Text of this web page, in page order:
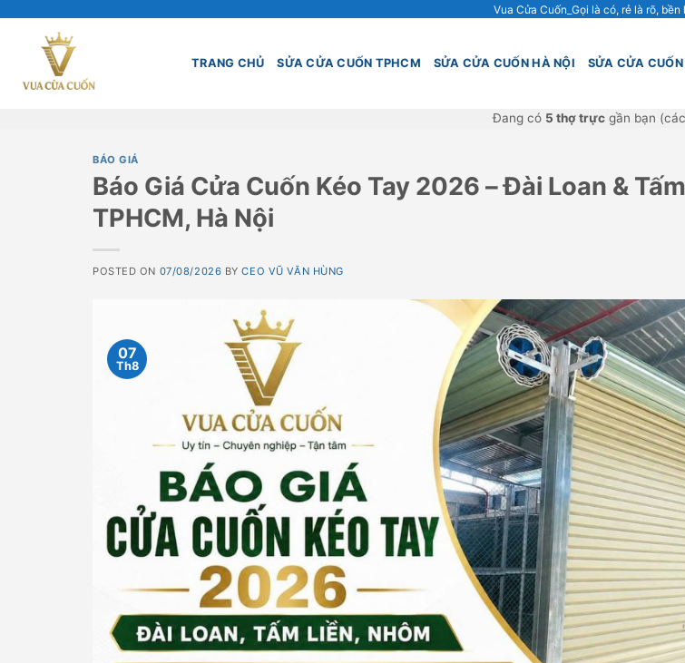
content
Vua Cửa Cuốn_Gọi là có, rẻ là rõ, bền
TRANG CHỦ SỬA CỬA CUỐN TPHCM SỬA CỬA CUỐN HÀ NỘI SỬA CỬA
Đang có 5 thợ trựcgần bạn
BÁO GIÁ
Báo Giá Cửa Cuốn Kéo Tay 2026 – Đài Loan &
TPHCM, Hà Nội
POSTED ON 07/08/2026 BYCEO VŨ VĂN HÙNG
07
Th8